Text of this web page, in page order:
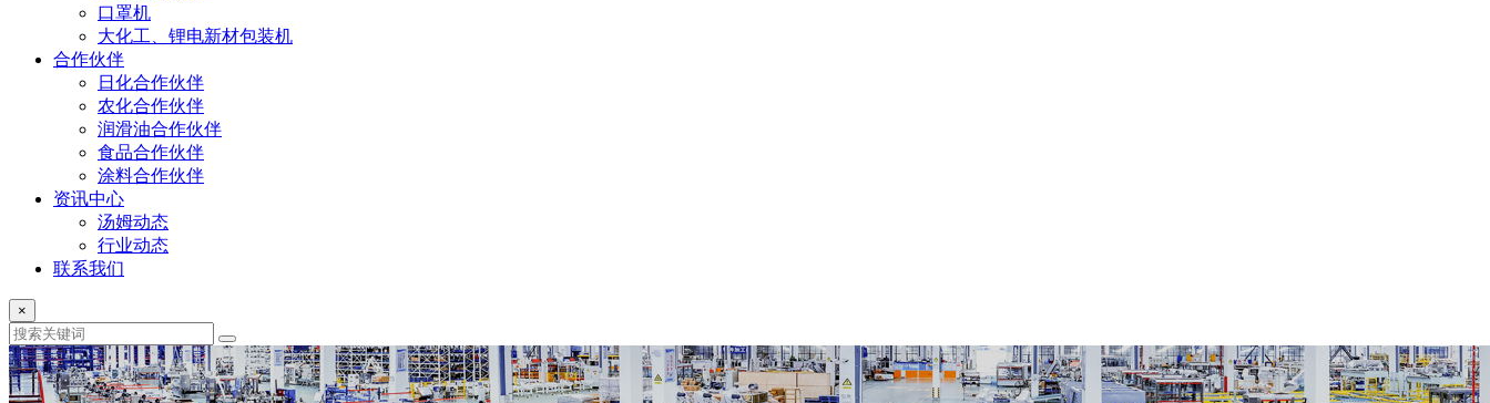
口罩机
大化工、锂电新材包装机
合作伙伴
日化合作伙伴
农化合作伙伴
润滑油合作伙伴
食品合作伙伴
涂料合作伙伴
资讯中心
汤姆动态
行业动态
联系我们
×